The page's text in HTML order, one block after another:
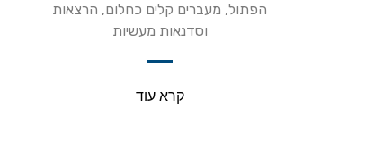
הפתול, מעברים קלים כחלום, הרצאות
וסדנאות מעשיות
קרא עוד